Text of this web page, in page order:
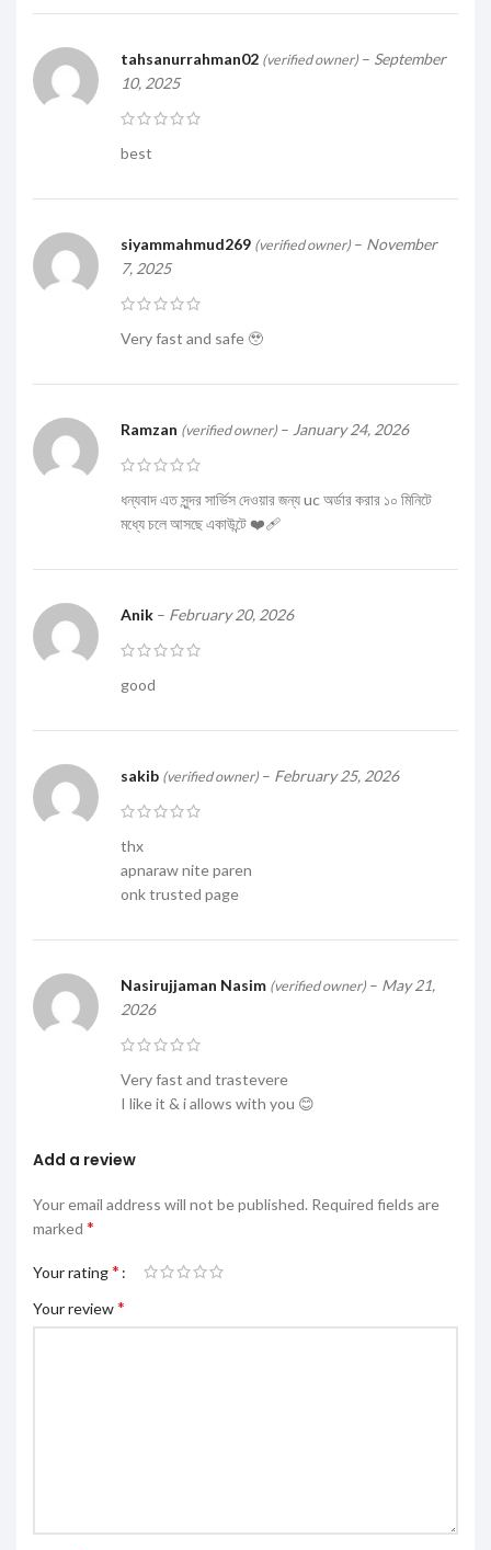
tahsanurrahman02 (verified owner) – September
10, 2025
best
siyammahmud269 (verified owner) – November
7, 2025
Very fast and safe 🥹
Ramzan (verified owner) – January 24, 2026
ধন্যবাদ এত সুন্দর সার্ভিস দেওয়ার জন্য uc অর্ডার করার ১০ মিনিটে
মধ্যে চলে আসছে একাউন্টে ❤️‍🩹
Anik – February 20, 2026
good
sakib (verified owner) – February 25, 2026
thx
apnaraw nite paren
onk trusted page
Nasirujjaman Nasim (verified owner) – May 21,
2026
Very fast and trastevere
I like it & i allows with you 😊
Add a review
Your email address will not be published. Required fields are
marked *
Your rating*
Your review*